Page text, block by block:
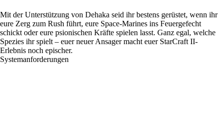
Mit der Unterstützung von Dehaka seid ihr bestens gerüstet, wenn ihr
eure Zerg zum Rush führt, eure Space-Marines ins Feuergefecht
schickt oder eure psionischen Kräfte spielen lasst. Ganz egal, welche
Spezies ihr spielt – euer neuer Ansager macht euer StarCraft II-
Erlebnis noch epischer.
Systemanforderungen